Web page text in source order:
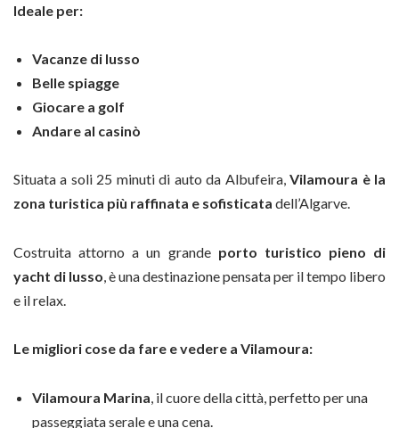
Ideale per:
Vacanze di lusso
Belle spiagge
Giocare a golf
Andare al casinò
Situata a soli 25 minuti di auto da Albufeira,Vilamoura è la
zona turistica più raffinata e sofisticata dell’Algarve.
Costruita attorno a un grande porto turistico pieno di
yacht di lusso, è una destinazione pensata per il tempo libero
e il relax.
Le migliori cose da fare e vedere a Vilamoura:
Vilamoura Marina , il cuore della città, perfetto per una
passeggiata serale e una cena.